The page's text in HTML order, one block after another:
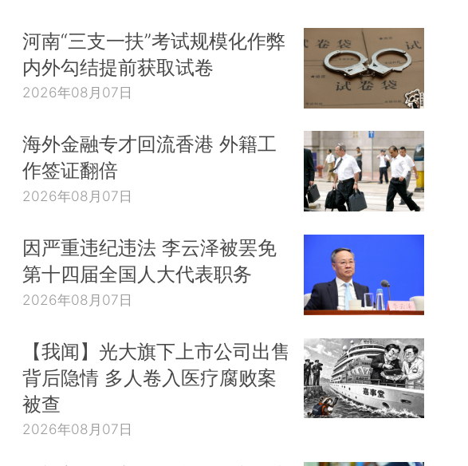
河南“三支一扶”考试规模化作弊
内外勾结提前获取试卷
2026年08月07日
海外金融专才回流香港 外籍工
作签证翻倍
2026年08月07日
因严重违纪违法 李云泽被罢免
第十四届全国人大代表职务
2026年08月07日
【我闻】光大旗下上市公司出售
背后隐情 多人卷入医疗腐败案
被查
2026年08月07日